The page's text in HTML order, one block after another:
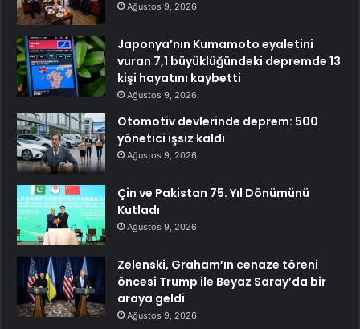
Ağustos 9, 2026
Japonya’nın Kumamoto eyaletini
vuran 7,1 büyüklüğündeki depremde 13
kişi hayatını kaybetti
Ağustos 9, 2026
Otomotiv devlerinde deprem: 500
yönetici işsiz kaldı
Ağustos 9, 2026
Çin ve Pakistan 75. Yıl Dönümünü
Kutladı
Ağustos 9, 2026
Zelenski, Graham’ın cenaze töreni
öncesi Trump ile Beyaz Saray’da bir
araya geldi
Ağustos 9, 2026